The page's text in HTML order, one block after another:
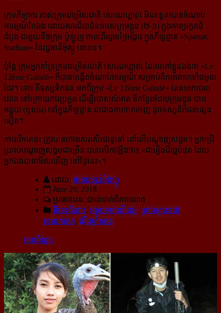
ក្រុមកីឡាករ របស់ក្រុមជម្រើសជាតិ សេណេហ្គាល់ មិនទទួលបានចំណាប់
អារម្មណ៍តែឯង ដោយសារជ័យជំនះរបស់ក្រុមខ្លួន (២-១) ក្នុងការប្រកួតជុំ
ដំបូង ជាមួយនឹងក្រុម ប៉ូឡូញ កាលពីល្ងាចថ្ងៃអង្គារ ក្នុងកីឡដ្ឋាន «Spartak
Stadium» នៃរដ្ឋធានីម៉ូស្គូ នោះទេ។
ប៉ុន្តែ ក្រុមអ្នកគាំទ្រក្រុមជម្រើសជាតិ សេណេហ្គាល់ ដែលហៅខ្លួនឯងថា «Le
12ème Gaïndé» ក៏បានបង្កើតចំណាប់អារម្មណ៍ សម្រាប់ពិភពលោកទាំងមូល
ដែរ។ នោះ គឺទស្សនិកជន មកពីក្រុម «Le 12ème Gaïndé» បានយកពេល
វេលា នៅក្រោយការប្រកួត ដើម្បីបោសសំអាត ទីកន្លែងដែលក្រុមខ្លួន បាន
អង្គុយ (ឬឈរ) នៅក្នុងកីឡដ្ឋាន ជាជាងការចាកចេញ ដូចទស្សនិកជនផ្សេង
ទៀត។
កាយវិការនេះ ត្រូវបានកោតសរសើរជាទូទៅ នៅលើបណ្ដាញសង្គម។ អ្នកប្រើ
ប្រាស់បណ្ដាញសង្គមជាច្រើន បានលើកឡើងថា៖ «ជារឿងដ៏ល្អបំផុត ដែល
អ្នកឯងបានមើលឃើញ នៅថ្ងៃនេះ»។
ដោយ: មនោរម្យ.អាំងហ្វូ
June 20, 2018
ប្រធានបទ: បាល់ទាត់​ពិភពលោក
ពីនេះពីនោះ, អត្ថបទមានវីដេអូ, គ្រប់អត្ថបទជា
ខេមរភាសា, ជុំវិញកំសាន្ដ
អានពិស្ដារ